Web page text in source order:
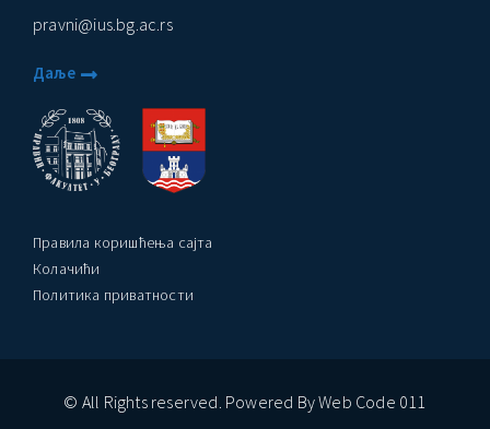
pravni@ius.bg.ac.rs
Даље
Правила коришћења сајта
Колачићи
Политика приватности
© All Rights reserved. Powered By Web Code 011